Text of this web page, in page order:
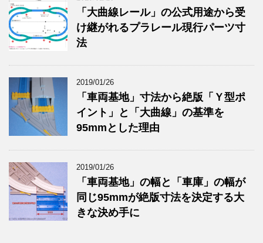
「大曲線レール」の公式用途から受
け継がれるプラレール現行パーツ寸
法
2019/01/26
「車両基地」寸法から絶版「Ｙ型ポ
イント」と「大曲線」の基準を
95mmとした理由
2019/01/26
「車両基地」の幅と「車庫」の幅が
同じ95mmが絶版寸法を決定する大
きな決め手に